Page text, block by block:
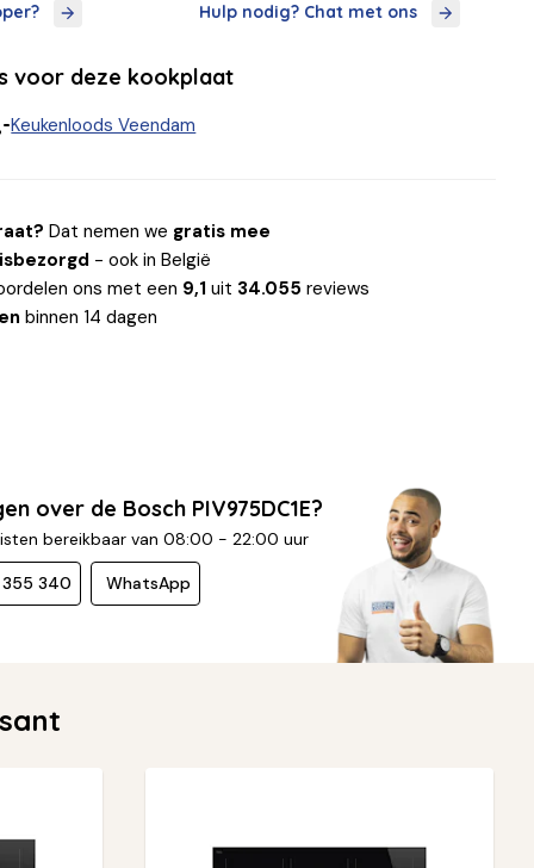
Hulp nodig? Chat met ons
voor deze kookplaat
Keukenloods Veendam
Dat nemen we gratis mee
- ook in België
ons met een 9,1 uit 34.055 reviews
binnen 14 dagen
over de Bosch PIV975DC1E?
bereikbaar van 08:00 - 22:00 uur
340 WhatsApp